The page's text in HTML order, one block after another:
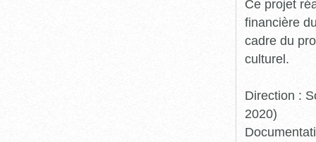
Ce projet
financière
cadre du
culturel.
Direction :
2020)